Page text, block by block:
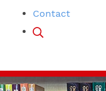
Contact